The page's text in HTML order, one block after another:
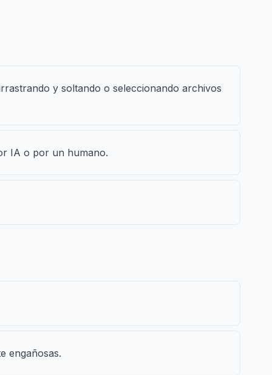
y soltando o seleccionando archivos
IA o por un humano.
engañosas.